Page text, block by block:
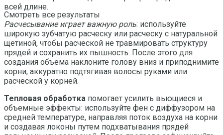
Смотреть все результаты
всей длине.
Расчесывание играет важную роль: используйте
широкую зубчатую расческу или расческу с натуральной
щетиной, чтобы расческой не травмировать структуру
прядей и сохранить их пышность. После этого для
создания объема наклоните голову вниз и приподнимите
корни, аккуратно подтягивая волосы руками или
расческой у корней.
Тепловая обработка помогает усилить вьющиеся и
объемные эффекты: используйте фен с диффузором на
средней температуре, направляя поток воздуха на корни
и создавая локоны путем подхватывания прядей